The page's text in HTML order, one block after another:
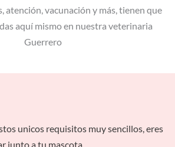
atención, vacunación y más, tienen que
aquí mismo en nuestra veterinaria
Guerrero
unicos requisitos muy sencillos, eres
junto a tu mascota.